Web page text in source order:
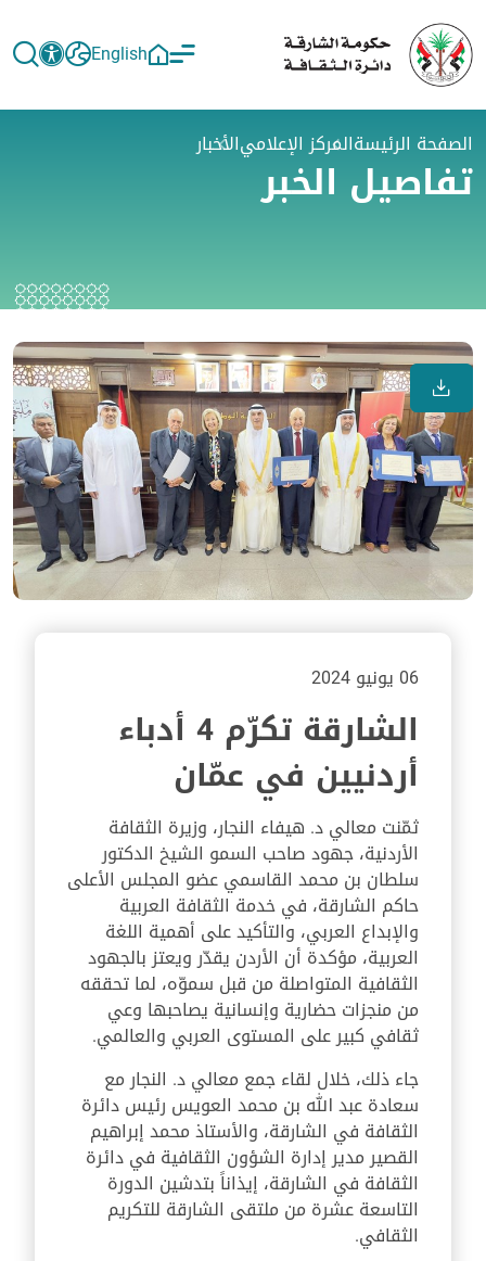
English
الصفحة الرئيسةالمركز الإعلاميالأخبار
تفاصيل الخبر
06 يونيو 2024
الشارقة تكرّم 4 أدباء
أردنيين في عمّان
ثمّنت معالي د. هيفاء النجار، وزيرة الثقافة
الأردنية، جهود صاحب السمو الشيخ الدكتور
سلطان بن محمد القاسمي عضو المجلس الأعلى
حاكم الشارقة، في خدمة الثقافة العربية
والإبداع العربي، والتأكيد على أهمية اللغة
العربية، مؤكدة أن الأردن يقدّر ويعتز بالجهود
الثقافية المتواصلة من قبل سموّه، لما تحققه
من منجزات حضارية وإنسانية يصاحبها وعي
ثقافي كبير على المستوى العربي والعالمي.
جاء ذلك، خلال لقاء جمع معالي د. النجار مع
سعادة عبد الله بن محمد العويس رئيس دائرة
الثقافة في الشارقة، والأستاذ محمد إبراهيم
القصير مدير إدارة الشؤون الثقافية في دائرة
الثقافة في الشارقة، إيذاناً بتدشين الدورة
التاسعة عشرة من ملتقى الشارقة للتكريم
الثقافي.